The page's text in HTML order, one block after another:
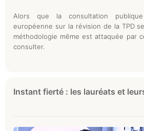
Alors que la consultation
européenne sur la révision de la TPD
méthodologie même est attaquée par
consulter.
Instant fierté : les lauréats et